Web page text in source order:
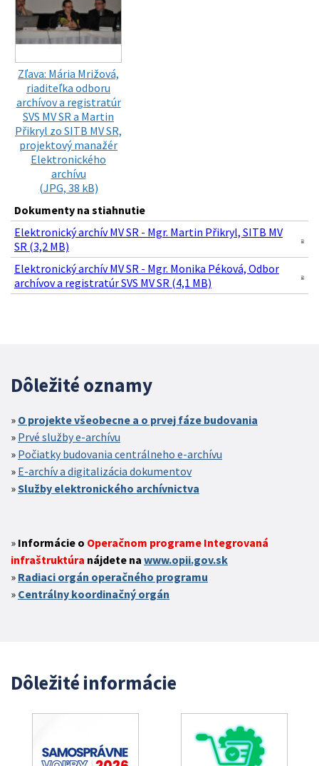
Zľava: Mária Mrižová,
riaditeľka odboru
archívov a registratúr
SVS MV SR a Martin
Přikryl zo SITB MV SR,
projektový manažér
Elektronického
archívu
(JPG, 38 kB)
Dokumenty na stiahnutie
Elektronický archív MV SR - Mgr. Martin Přikryl, SITB MV
SR (3,2 MB)
Elektronický archív MV SR - Mgr. Monika Péková, Odbor
archívov a registratúr SVS MV SR (4,1 MB)
Dôležité oznamy
O projekte všeobecne a o prvej fáze budovania
Prvé služby e-archívu
Počiatky budovania centrálneho e-archívu
E-archív a digitalizácia dokumentov
Služby elektronického archívnictva
Informácie o Operačnom programe Integrovaná
infraštruktúra nájdete na www.opii.gov.sk
Radiaci orgán operačného programu
Centrálny koordinačný orgán
Dôležité informácie